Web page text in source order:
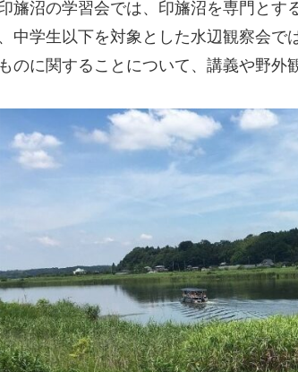
旛沼の学習会では、印旛沼を専門と
中学生以下を対象とした水辺観察会
のに関することについて、講義や野外